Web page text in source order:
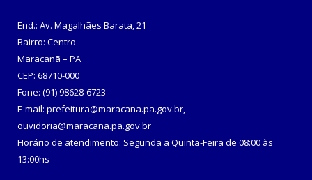
End.: Av. Magalhães Barata, 21
Bairro: Centro
Maracanã – PA
CEP: 68710-000
Fone: (91) 98628-6723
E-mail: prefeitura@maracana.pa.gov.br,
ouvidoria@maracana.pa.gov.br
Horário de atendimento: Segunda a Quinta-Feira de 08:00 às
13:00hs